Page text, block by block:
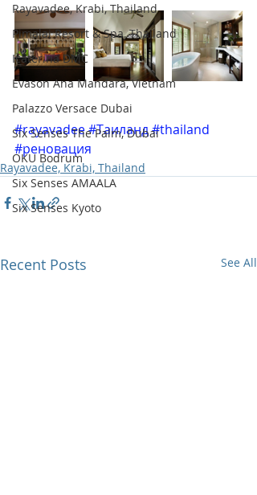
Rayavadee, Krabi, Thailand
Pimalai Resort & Spa, Thailand
Icaterina DMC
Evason Ana Mandara, Vietnam
Palazzo Versace Dubai
Six Senses The Palm, Dubai
OKU Bodrum
Six Senses AMAALA
Six Senses Kyoto
#rayavadee#Таиланд#thailand
#реновация
Rayavadee, Krabi, Thailand
Recent Posts See All